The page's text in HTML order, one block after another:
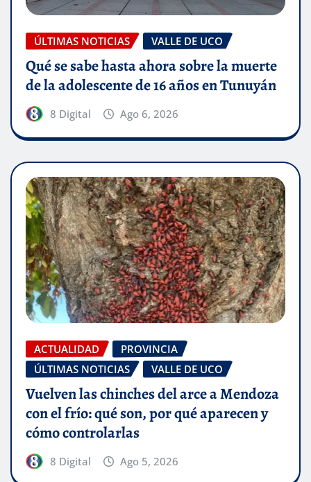
ÚLTIMAS NOTICIAS VALLE DE UCO
Qué se sabe hasta ahora sobre la muerte
de la adolescente de 16 años en Tunuyán
8 Digital Ago 6, 2026
ACTUALIDAD
PROVINCIA
ÚLTIMAS NOTICIAS
VALLE DE UCO
Vuelven las chinches del arce a Mendoza
con el frío: qué son, por qué aparecen y
cómo controlarlas
8 Digital Ago 5, 2026